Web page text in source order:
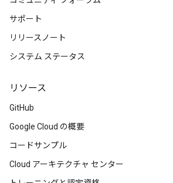
サポート
リリースノート
システム ステータス
リソース
GitHub
Google Cloud の概要
コードサンプル
Cloud アーキテクチャ センター